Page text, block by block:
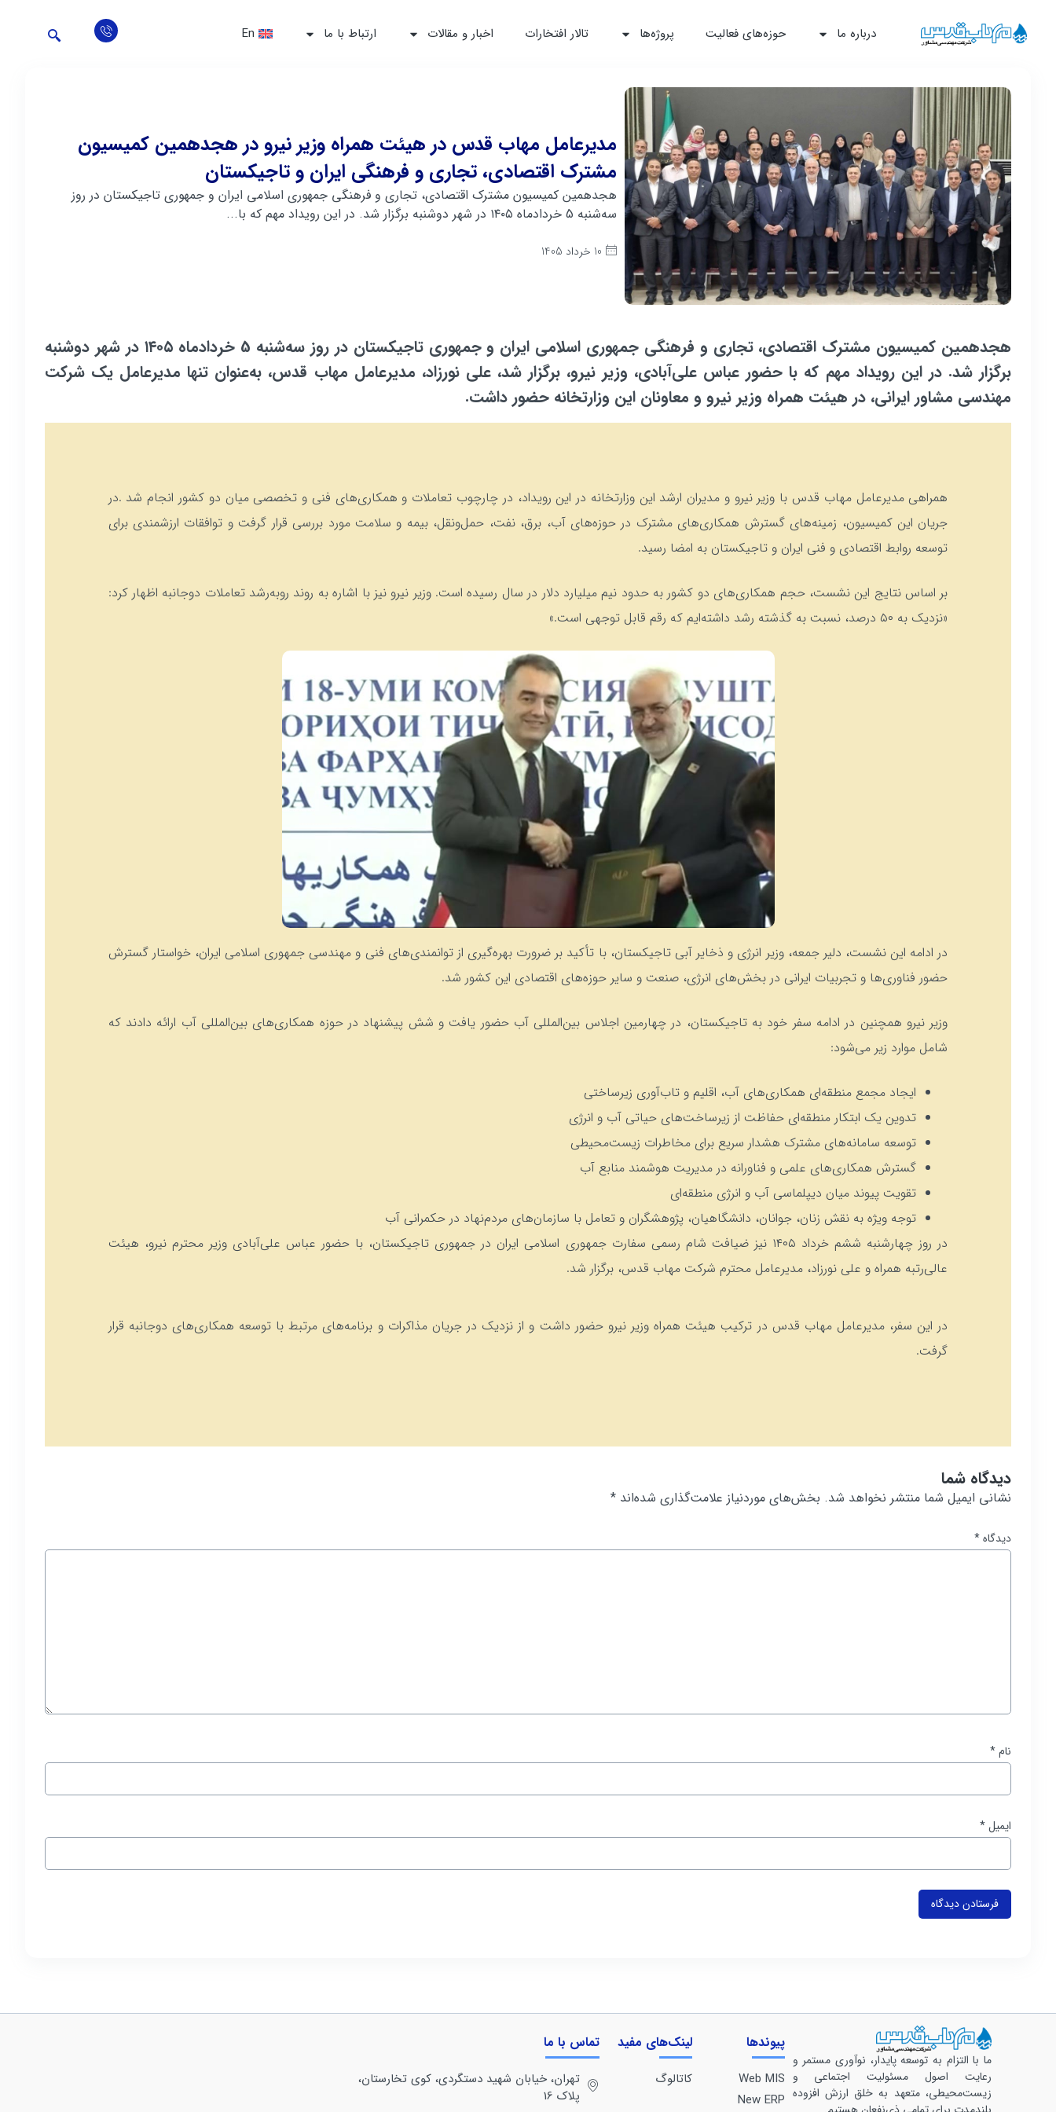
درباره ما حوزه‌‌های فعالیت پروژه‌ها تالار افتخارات اخبار و مقالات ارتباط با ما En
مدیرعامل مهاب قدس در هیئت همراه وزیر نیرو در هجدهمین کمیسیون
مشترک اقتصادی، تجاری و فرهنگی ایران و تاجیکستان
هجدهمین کمیسیون مشترک اقتصادی، تجاری و فرهنگی جمهوری اسلامی ایران و جمهوری تاجیکستان در روز
سه‌شنبه 5 خردادماه ۱۴۰۵ در شهر دوشنبه برگزار شد. در این رویداد مهم که با...
10 خرداد 1405
هجدهمین کمیسیون مشترک اقتصادی، تجاری و فرهنگی جمهوری اسلامی ایران و جمهوری تاجیکستان در روز سه‌شنبه 5 خردادماه ۱۴۰۵ در شهر دوشنبه
برگزار شد. در این رویداد مهم که با حضور عباس علی‌آبادی، وزیر نیرو، برگزار شد، علی نورزاد، مدیرعامل مهاب قدس، به‌عنوان تنها مدیرعامل یک شرکت
مهندسی مشاور ایرانی، در هیئت همراه وزیر نیرو و معاونان این وزارتخانه حضور داشت.
همراهی مدیرعامل مهاب قدس با وزیر نیرو و مدیران ارشد این وزارتخانه در این رویداد، در چارچوب تعاملات و همکاری‌های فنی و تخصصی میان دو کشور انجام شد .در
جریان این کمیسیون، زمینه‌های گسترش همکاری‌های مشترک در حوزه‌های آب، برق، نفت، حمل‌ونقل، بیمه و سلامت مورد بررسی قرار گرفت و توافقات ارزشمندی برای
توسعه روابط اقتصادی و فنی ایران و تاجیکستان به امضا رسید.
بر اساس نتایج این نشست، حجم همکاری‌های دو کشور به حدود نیم میلیارد دلار در سال رسیده است. وزیر نیرو نیز با اشاره به روند روبه‌رشد تعاملات دوجانبه اظهار کرد:
«نزدیک به ۵۰ درصد، نسبت به گذشته رشد داشته‌ایم که رقم قابل توجهی است.»
در ادامه این نشست، دلیر جمعه، وزیر انرژی و ذخایر آبی تاجیکستان، با تأکید بر ضرورت بهره‌گیری از توانمندی‌های فنی و مهندسی جمهوری اسلامی ایران، خواستار گسترش
حضور فناوری‌ها و تجربیات ایرانی در بخش‌های انرژی، صنعت و سایر حوزه‌های اقتصادی این کشور شد.
وزیر نیرو همچنین در ادامه سفر خود به تاجیکستان، در چهارمین اجلاس بین‌المللی آب حضور یافت و شش پیشنهاد در حوزه همکاری‌های بین‌المللی آب ارائه دادند که
شامل موارد زیر می‌شود:
ایجاد مجمع منطقه‌ای همکاری‌های آب، اقلیم و تاب‌آوری زیرساختی
تدوین یک ابتکار منطقه‌ای حفاظت از زیرساخت‌های حیاتی آب و انرژی
توسعه سامانه‌های مشترک هشدار سریع برای مخاطرات زیست‌محیطی
گسترش همکاری‌های علمی و فناورانه در مدیریت هوشمند منابع آب
تقویت پیوند میان دیپلماسی آب و انرژی منطقه‌ای
توجه ویژه به نقش زنان، جوانان، دانشگاهیان، پژوهشگران و تعامل با سازمان‌های مردم‌نهاد در حکمرانی آب
در روز چهارشنبه ششم خرداد ۱۴۰۵ نیز ضیافت شام رسمی سفارت جمهوری اسلامی ایران در جمهوری تاجیکستان، با حضور عباس علی‌آبادی وزیر محترم نیرو، هیئت
عالی‌رتبه همراه و علی نورزاد، مدیرعامل محترم شرکت مهاب قدس، برگزار شد.
در این سفر، مدیرعامل مهاب قدس در ترکیب هیئت همراه وزیر نیرو حضور داشت و از نزدیک در جریان مذاکرات و برنامه‌های مرتبط با توسعه همکاری‌های دوجانبه قرار
گرفت.
دیدگاه شما
نشانی ایمیل شما منتشر نخواهد شد. بخش‌های موردنیاز علامت‌گذاری شده‌اند *
دیدگاه*
نام*
ایمیل*
ما با التزام به توسعه پایدار، نوآوری مستمر و
رعایت اصول مسئولیت اجتماعی و
زیست‌محیطی، متعهد به خلق ارزش افزوده
پیوندها
Web MIS
New ERP
لینک‌های مفید
کاتالوگ
تماس با ما
تهران، خيابان شهيد دستگردی، كوی تخارستان،
پلاک 16